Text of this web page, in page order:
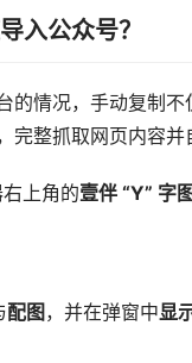
入公众号？
的情况，手动复制不
完整抓取网页内容并
上角的壹伴 “Y” 字
配图 ，并在弹窗中显